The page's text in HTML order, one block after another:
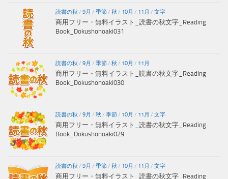
読書の秋 / 9月 / 季節 / 秋 / 10月 / 11月 / 文字
商用フリー・無料イラスト_読書の秋文字_Reading
Book_Dokushonoaki031
読書の秋 / 9月 / 季節 / 秋 / 10月 / 11月
商用フリー・無料イラスト_読書の秋文字_Reading
Book_Dokushonoaki030
読書の秋 / 9月 / 秋 / 季節 / 10月 / 11月 / 文字
商用フリー・無料イラスト_読書の秋文字_Reading
Book_Dokushonoaki029
読書の秋 / 9月 / 季節 / 秋 / 10月 / 11月 / 文字
商用フリー・無料イラスト_読書の秋文字_Reading